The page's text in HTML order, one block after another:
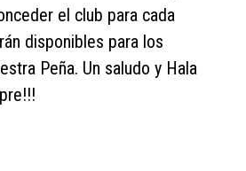
el club para cada
disponibles para los
Peña. Un saludo y Hala